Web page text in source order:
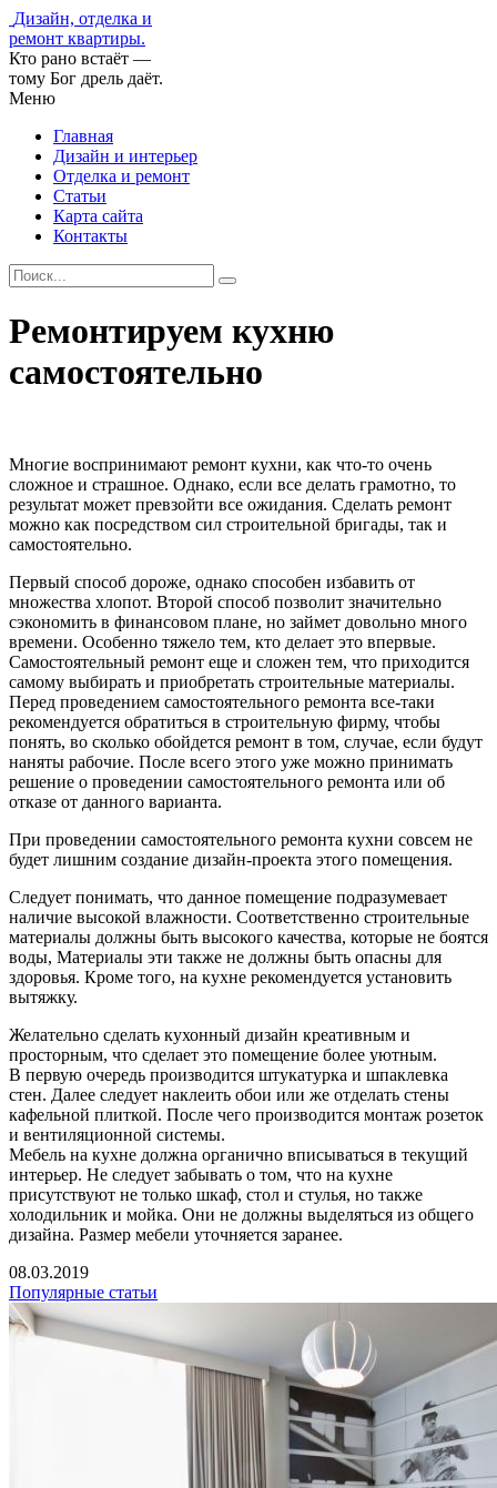
Дизайн, отделка и
ремонт квартиры.
Кто рано встаёт —
тому Бог дрель даёт.
Меню
Главная
Дизайн и интерьер
Отделка и ремонт
Статьи
Карта сайта
Контакты
Ремонтируем кухню
самостоятельно
Многие воспринимают ремонт кухни, как что-то очень
сложное и страшное. Однако, если все делать грамотно, то
результат может превзойти все ожидания. Сделать ремонт
можно как посредством сил строительной бригады, так и
самостоятельно.
Первый способ дороже, однако способен избавить от
множества хлопот. Второй способ позволит значительно
сэкономить в финансовом плане, но займет довольно много
времени. Особенно тяжело тем, кто делает это впервые.
Самостоятельный ремонт еще и сложен тем, что приходится
самому выбирать и приобретать строительные материалы.
Перед проведением самостоятельного ремонта все-таки
рекомендуется обратиться в строительную фирму, чтобы
понять, во сколько обойдется ремонт в том, случае, если будут
наняты рабочие. После всего этого уже можно принимать
решение о проведении самостоятельного ремонта или об
отказе от данного варианта.
При проведении самостоятельного ремонта кухни совсем не
будет лишним создание дизайн-проекта этого помещения.
Следует понимать, что данное помещение подразумевает
наличие высокой влажности. Соответственно строительные
материалы должны быть высокого качества, которые не боятся
воды, Материалы эти также не должны быть опасны для
здоровья. Кроме того, на кухне рекомендуется установить
вытяжку.
Желательно сделать кухонный дизайн креативным и
просторным, что сделает это помещение более уютным.
В первую очередь производится штукатурка и шпаклевка
стен. Далее следует наклеить обои или же отделать стены
кафельной плиткой. После чего производится монтаж розеток
и вентиляционной системы.
Мебель на кухне должна органично вписываться в текущий
интерьер. Не следует забывать о том, что на кухне
присутствуют не только шкаф, стол и стулья, но также
холодильник и мойка. Они не должны выделяться из общего
дизайна. Размер мебели уточняется заранее.
08.03.2019
Популярные статьи